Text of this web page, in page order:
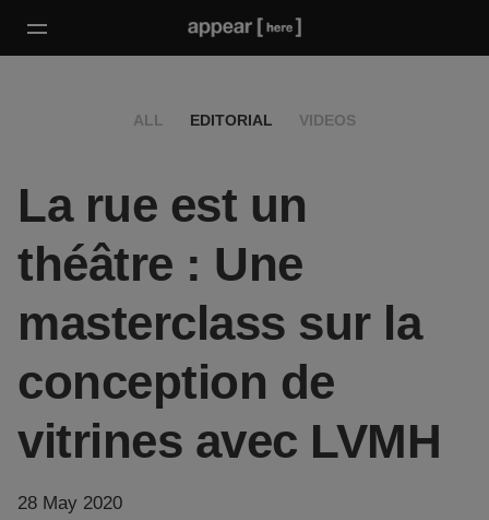
ALL EDITORIAL VIDEOS
La rue est un
théâtre : Une
masterclass sur la
conception de
vitrines avec LVMH
28 May 2020